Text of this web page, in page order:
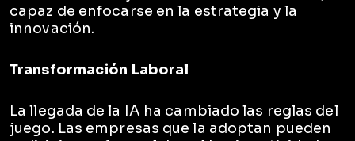
capaz de enfocarse en la estrategia y la
innovación.
Transformación Laboral
La llegada de la IA ha cambiado las reglas del
juego. Las empresas que la adoptan pueden